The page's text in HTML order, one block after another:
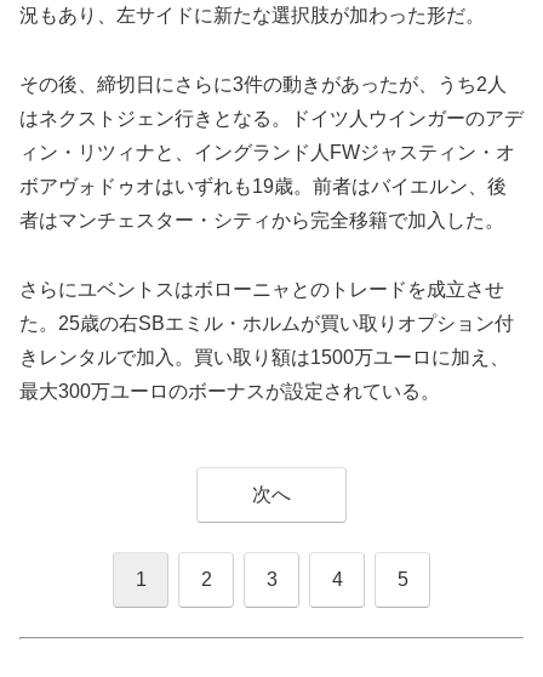
況もあり、左サイドに新たな選択肢が加わった形だ。
その後、締切日にさらに3件の動きがあったが、うち2人
はネクストジェン行きとなる。ドイツ人ウインガーのアデ
ィン・リツィナと、イングランド人FWジャスティン・オ
ボアヴォドゥオはいずれも19歳。前者はバイエルン、後
者はマンチェスター・シティから完全移籍で加入した。
さらにユベントスはボローニャとのトレードを成立させ
た。25歳の右SBエミル・ホルムが買い取りオプション付
きレンタルで加入。買い取り額は1500万ユーロに加え、
最大300万ユーロのボーナスが設定されている。
次へ
1 2 3 4 5